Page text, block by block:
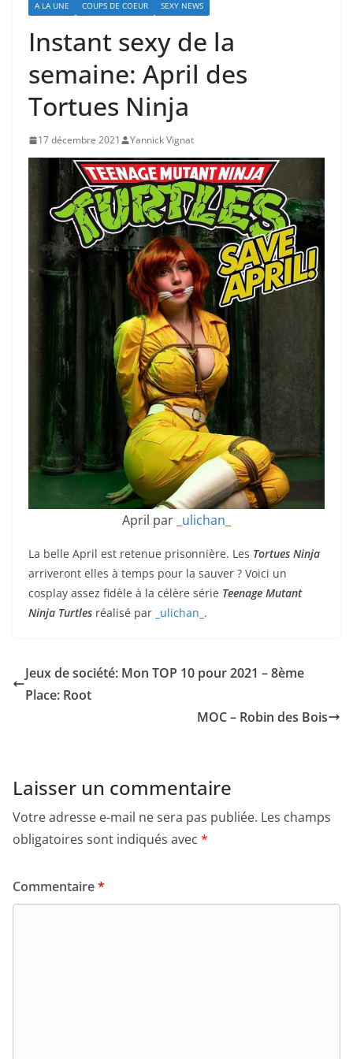
A LA UNE COUPS DE COEUR SEXY NEWS
Instant sexy de la
semaine: April des
Tortues Ninja
17 décembre 2021 Yannick Vignat
April par _ulichan_
La belle April est retenue prisonnière. Les Tortues Ninja
arriveront elles à temps pour la sauver ? Voici un
cosplay assez fidèle à la célère série Teenage Mutant
Ninja Turtles réalisé par _ulichan_ .
Jeux de société: Mon TOP 10 pour 2021 – 8ème
Place: Root
MOC – Robin des Bois
Laisser un commentaire
Votre adresse e-mail ne sera pas publiée. Les champs
obligatoires sont indiqués avec *
Commentaire*